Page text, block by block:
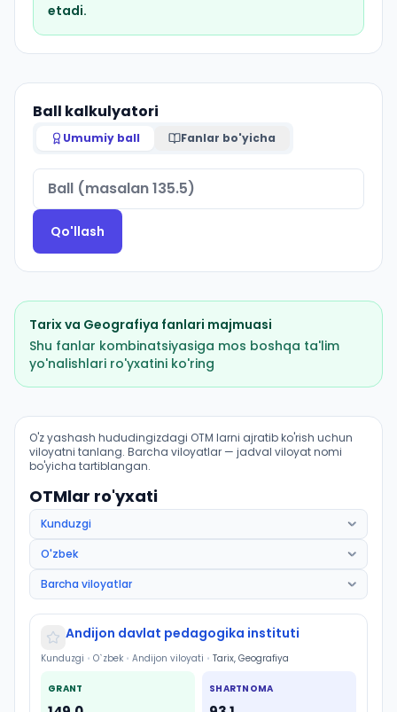
etadi.
Ball kalkulyatori
Umumiy ball Fanlar bo'yicha
Qo'llash
Tarixva Geografiya fanlari majmuasi
Shu fanlar kombinatsiyasiga mos boshqa ta'lim
yo'nalishlari ro'yxatini ko'ring
Tarix: OTM lar bo'yicha kirish ballari va kvotalar
O'z yashash hududingizdagi OTM larni ajratib ko'rish uchun
viloyatni tanlang. Barcha viloyatlar — jadval viloyat nomi
bo'yicha tartiblangan.
OTMlar ro'yxati
Andijon davlat pedagogika instituti
Kunduzgi • O`zbek • Andijon viloyati • Tarix, Geografiya
GRANT SHARTNOMA